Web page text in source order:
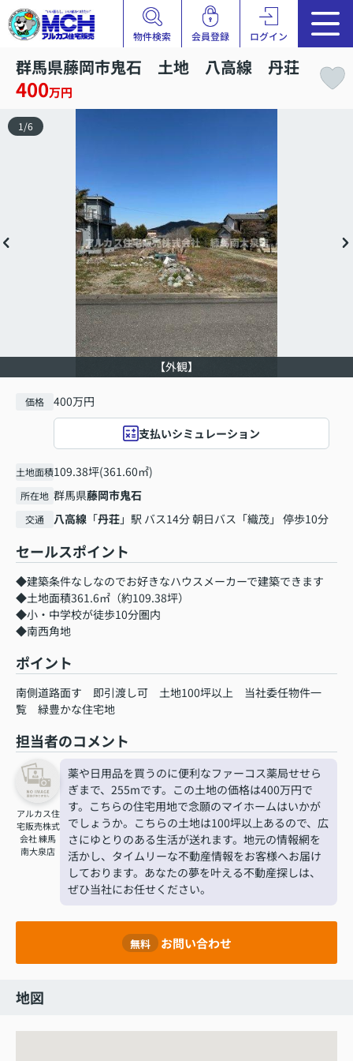
物件検索 会員登録 ログイン
群馬県藤岡市鬼石 土地 八高線 丹荘
400万円
【外観】
1 /6
価格 400万円
支払いシミュレーション
土地面積109.38坪(361.60㎡)
所在地 群馬県藤岡市鬼石
交通 八高線 「丹荘」駅 バス14分 朝日バス「織茂」 停歩10分
セールスポイント
◆建築条件なしなのでお好きなハウスメーカーで建築できます
◆土地面積361.6㎡（約109.38坪）
◆小・中学校が徒歩10分圏内
◆南西角地
ポイント
南側道路面す 即引渡し可 土地100坪以上
当社委任物件一
覧
緑豊かな住宅地
担当者のコメント
アルカス住
宅販売株式
会社 練馬
南大泉店
薬や日用品を買うのに便利なファーコス薬局せせら
ぎまで、255mです。この土地の価格は400万円で
す。こちらの住宅用地で念願のマイホームはいかが
でしょうか。こちらの土地は100坪以上あるので、広
さにゆとりのある生活が送れます。地元の情報網を
活かし、タイムリーな不動産情報をお客様へお届け
しております。あなたの夢を叶える不動産探しは、
ぜひ当社にお任せください。
無料 お問い合わせ
地図